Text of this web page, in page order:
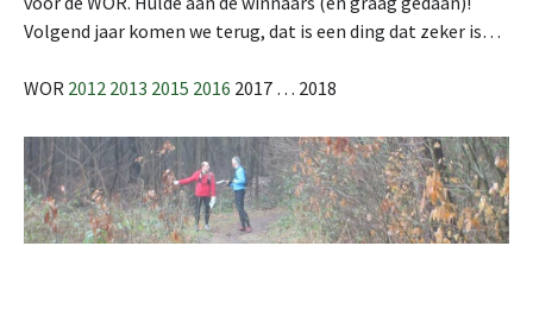
Volgend jaar komen we terug, dat is een ding dat zeker is…
WOR 2012 2013 2015 2016 2017 … 2018